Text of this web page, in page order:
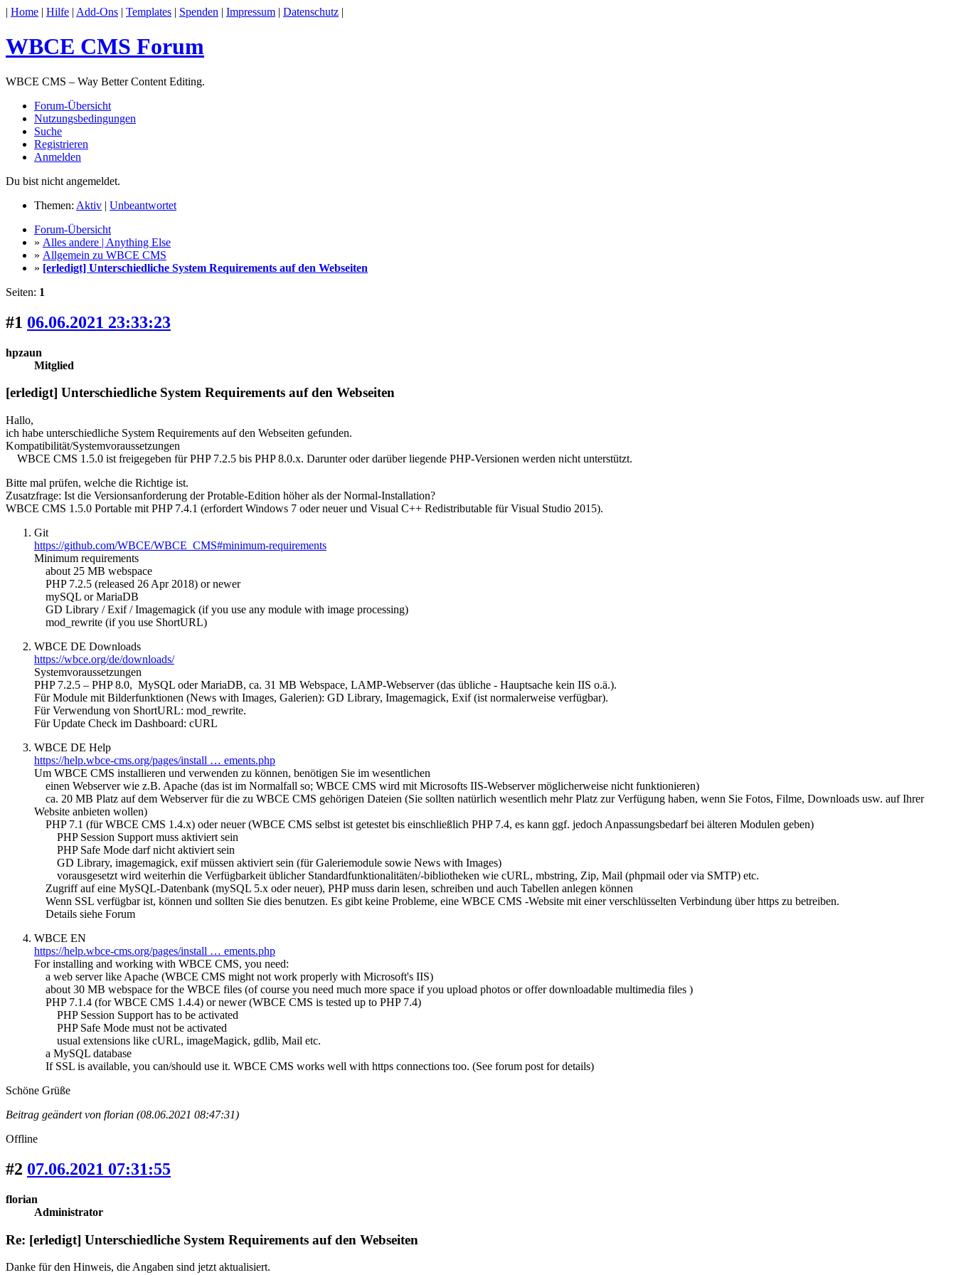
| Home | Hilfe | Add-Ons | Templates | Spenden | Impressum | Datenschutz |
WBCE CMS Forum
WBCE CMS – Way Better Content Editing.
Forum-Übersicht
Nutzungsbedingungen
Suche
Registrieren
Anmelden
Du bist nicht angemeldet.
Themen: Aktiv | Unbeantwortet
Forum-Übersicht
» Alles andere | Anything Else
» Allgemein zu WBCE CMS
» [erledigt] Unterschiedliche System Requirements auf den Webseiten
Seiten: 1
#1 06.06.2021 23:33:23
hpzaun
Mitglied
[erledigt] Unterschiedliche System Requirements auf den Webseiten
Hallo,
ich habe unterschiedliche System Requirements auf den Webseiten gefunden.
Kompatibilität/Systemvoraussetzungen
WBCE CMS 1.5.0 ist freigegeben für PHP 7.2.5 bis PHP 8.0.x. Darunter oder darüber liegende PHP-Versionen werden nicht unterstützt.
Bitte mal prüfen, welche die Richtige ist.
Zusatzfrage: Ist die Versionsanforderung der Protable-Edition höher als der Normal-Installation?
WBCE CMS 1.5.0 Portable mit PHP 7.4.1 (erfordert Windows 7 oder neuer und Visual C++ Redistributable für Visual Studio 2015).
Git
https://github.com/WBCE/WBCE_CMS#minimum-requirements
Minimum requirements
about 25 MB webspace
PHP 7.2.5 (released 26 Apr 2018) or newer
mySQL or MariaDB
GD Library / Exif / Imagemagick (if you use any module with image processing)
mod_rewrite (if you use ShortURL)
WBCE DE Downloads
https://wbce.org/de/downloads/
Systemvoraussetzungen
PHP 7.2.5 – PHP 8.0, MySQL oder MariaDB, ca. 31 MB Webspace, LAMP-Webserver (das übliche - Hauptsache kein IIS o.ä.).
Für Module mit Bilderfunktionen (News with Images, Galerien): GD Library, Imagemagick, Exif (ist normalerweise verfügbar).
Für Verwendung von ShortURL: mod_rewrite.
Für Update Check im Dashboard: cURL
WBCE DE Help
https://help.wbce-cms.org/pages/install … ements.php
Um WBCE CMS installieren und verwenden zu können, benötigen Sie im wesentlichen
einen Webserver wie z.B. Apache (das ist im Normalfall so; WBCE CMS wird mit Microsofts IIS-Webserver möglicherweise nicht funktionieren)
ca. 20 MB Platz auf dem Webserver für die zu WBCE CMS gehörigen Dateien (Sie sollten natürlich wesentlich mehr Platz zur Verfügung haben, wenn Sie Fotos, Filme, Downloads usw. auf Ihrer
Website anbieten wollen)
PHP 7.1 (für WBCE CMS 1.4.x) oder neuer (WBCE CMS selbst ist getestet bis einschließlich PHP 7.4, es kann ggf. jedoch Anpassungsbedarf bei älteren Modulen geben)
PHP Session Support muss aktiviert sein
PHP Safe Mode darf nicht aktiviert sein
GD Library, imagemagick, exif müssen aktiviert sein (für Galeriemodule sowie News with Images)
vorausgesetzt wird weiterhin die Verfügbarkeit üblicher Standardfunktionalitäten/-bibliotheken wie cURL, mbstring, Zip, Mail (phpmail oder via SMTP) etc.
Zugriff auf eine MySQL-Datenbank (mySQL 5.x oder neuer), PHP muss darin lesen, schreiben und auch Tabellen anlegen können
Wenn SSL verfügbar ist, können und sollten Sie dies benutzen. Es gibt keine Probleme, eine WBCE CMS -Website mit einer verschlüsselten Verbindung über https zu betreiben.
Details siehe Forum
WBCE EN
https://help.wbce-cms.org/pages/install … ements.php
For installing and working with WBCE CMS, you need:
a web server like Apache (WBCE CMS might not work properly with Microsoft's IIS)
about 30 MB webspace for the WBCE files (of course you need much more space if you upload photos or offer downloadable multimedia files )
PHP 7.1.4 (for WBCE CMS 1.4.4) or newer (WBCE CMS is tested up to PHP 7.4)
PHP Session Support has to be activated
PHP Safe Mode must not be activated
usual extensions like cURL, imageMagick, gdlib, Mail etc.
a MySQL database
If SSL is available, you can/should use it. WBCE CMS works well with https connections too. (See forum post for details)
Schöne Grüße
Beitrag geändert von florian (08.06.2021 08:47:31)
Offline
#2 07.06.2021 07:31:55
florian
Administrator
Re: [erledigt] Unterschiedliche System Requirements auf den Webseiten
Danke für den Hinweis, die Angaben sind jetzt aktualisiert.